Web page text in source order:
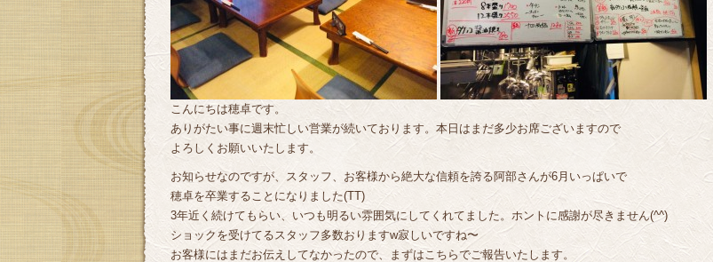
こんにちは穂卓です。
ありがたい事に週末忙しい営業が続いております。本日はまだ多少お席ございますので
よろしくお願いいたします。
お知らせなのですが、スタッフ、お客様から絶大な信頼を誇る阿部さんが6月いっぱいで
穂卓を卒業することになりました(TT)
3年近く続けてもらい、いつも明るい雰囲気にしてくれてました。ホントに感謝が尽きません(^^)
ショックを受けてるスタッフ多数おりますw寂しいですね〜
お客様にはまだお伝えしてなかったので、まずはこちらでご報告いたします。